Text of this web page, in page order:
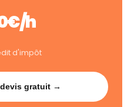
h
d'impôt
gratuit →